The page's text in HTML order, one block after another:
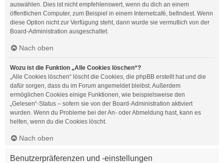
auswählen. Dies ist nicht empfehlenswert, wenn du dich an einem
öffentlichen Computer, zum Beispiel in einem Internetcafé, befindest. Wenn
diese Option nicht zur Verfügung steht, dann wurde sie vermutlich von der
Board-Administration ausgeschaltet.
Nach oben
Wozu ist die Funktion „Alle Cookies löschen“?
„Alle Cookies löschen“ löscht die Cookies, die phpBB erstellt hat und die
dafür sorgen, dass du im Forum angemeldet bleibst. Außerdem
ermöglichen Cookies einige Funktionen, wie beispielsweise den
„Gelesen“-Status – sofern sie von der Board-Administration aktiviert
wurden. Wenn du Probleme bei der An- oder Abmeldung hast, kann es
helfen, wenn du die Cookies löscht.
Nach oben
Benutzerpräferenzen und -einstellungen